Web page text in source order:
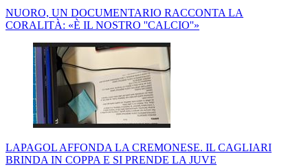
NUORO, UN DOCUMENTARIO RACCONTA LA
CORALITÀ: «È IL NOSTRO ''CALCIO''»
LAPAGOL AFFONDA LA CREMONESE. IL CAGLIARI
BRINDA IN COPPA E SI PRENDE LA JUVE